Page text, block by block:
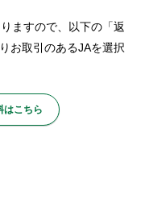
ますので、以下の「返
お取引のあるJAを選択
はこちら